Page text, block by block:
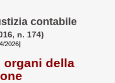
contabile
n. 174)
2026]
organi della